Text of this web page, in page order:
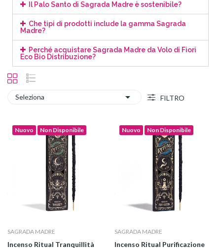
Il Palo Santo di Sagrada Madre è sostenibile?
Che tipi di prodotti include la gamma Sagrada
Madre?
Perché acquistare Sagrada Madre da Volo di Fiori
Eco Bio Distribuzione?
Seleziona  FILTRO
Nuovo Non Disponibile
SAGRADA MADRE
Incenso Ritual Tranquillità
Nuovo Non Disponibile
SAGRADA MADRE
Incenso Ritual Purificazione